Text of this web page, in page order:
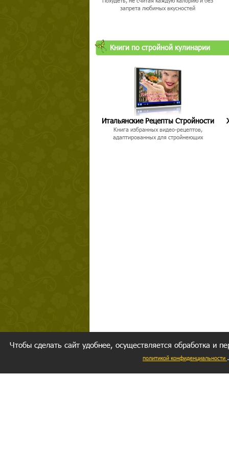
запрета любимых вкусностей
Книги по стройной кулинарии
Итальянские Рецепты Стройности
Книга избранных видео-рецептов,
адаптированных для стройнеющих
Чтобы сделать сайт удобнее, осуществляется обработка и
политикой конфиденциальности